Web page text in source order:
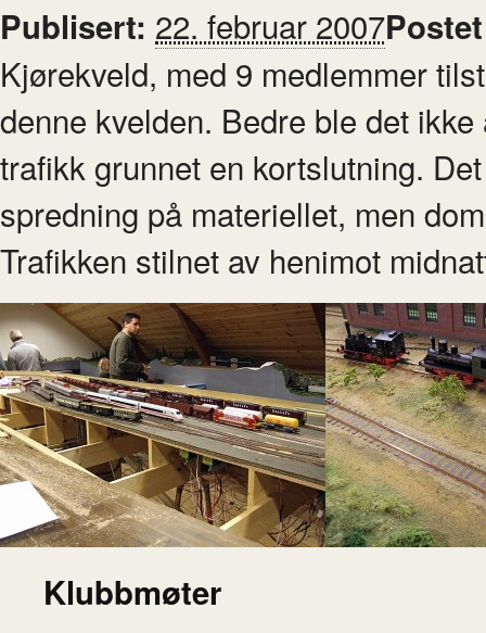
Publisert: 22. februar 2007
Kjørekveld, med 9 medlemmer
denne kvelden. Bedre ble det
trafikk grunnet en kortslutning.
spredning på materiellet, men
Trafikken stilnet av henimot
Klubbmøter